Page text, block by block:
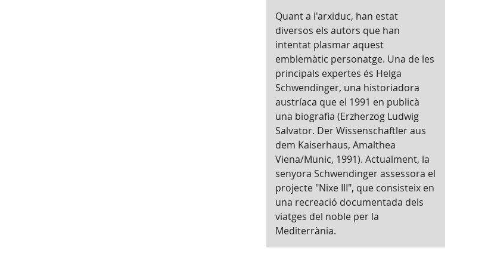
Quant a l'arxiduc, han estat
diversos els autors que han
intentat plasmar aquest
emblemàtic personatge. Una de les
principals expertes és Helga
Schwendinger, una historiadora
austríaca que el 1991 en publicà
una biografia (Erzherzog Ludwig
Salvator. Der Wissenschaftler aus
dem Kaiserhaus, Amalthea
Viena/Munic, 1991). Actualment, la
senyora Schwendinger assessora el
projecte "Nixe III", que consisteix en
una recreació documentada dels
viatges del noble per la
Mediterrània.